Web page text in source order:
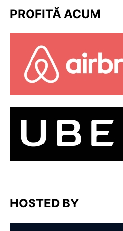
PROFITĂ ACUM
HOSTED BY